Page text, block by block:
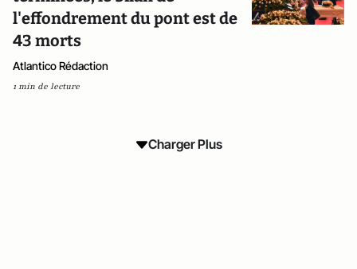
l'effondrement du pont est de
43 morts
Atlantico Rédaction
1 min de lecture
Charger Plus